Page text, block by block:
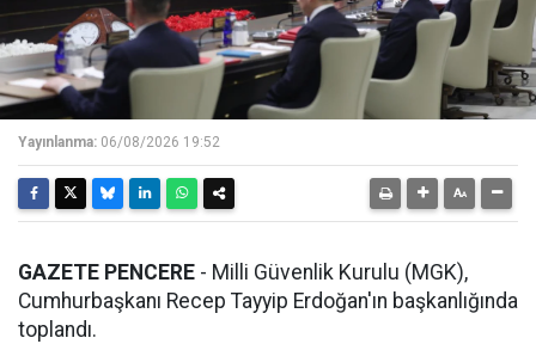
Yayınlanma: 06/08/2026 19:52
GAZETE PENCERE - Milli Güvenlik Kurulu (MGK),
Cumhurbaşkanı Recep Tayyip Erdoğan'ın başkanlığında
toplandı.